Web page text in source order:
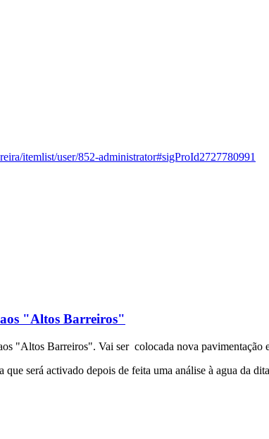
itemlist/user/852-administrator#sigProId2727780991
"Altos Barreiros"
"Altos Barreiros". Vai ser colocada nova pavimentação
será activado depois de feita uma análise à agua da